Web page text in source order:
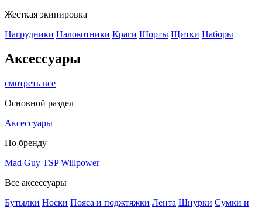
Жесткая экипировка
Нагрудники Налокотники Краги Шорты Щитки Наборы
Аксессуары
смотреть все
Основной раздел
Аксессуары
По бренду
Mad Guy TSP Willpower
Все аксессуары
Бутылки Носки Пояса и поджтяжки Лента Шнурки Сумки и